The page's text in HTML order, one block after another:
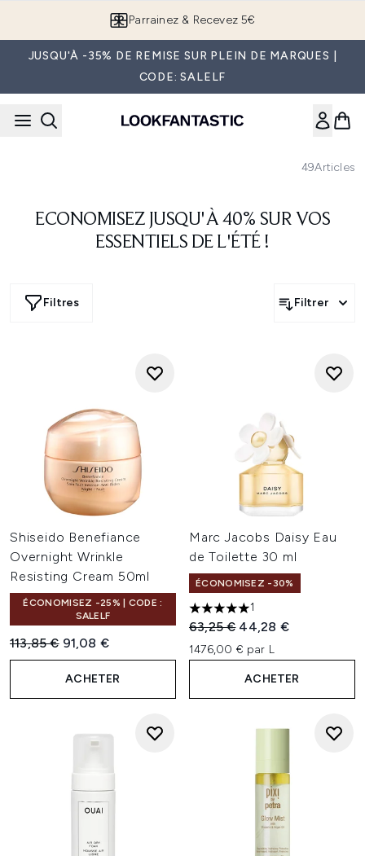
Parrainez & Recevez 5€
JUSQU'À -35% DE REMISE SUR PLEIN DE MARQUES |
CODE: SALELF
49Articles
ECONOMISEZ JUSQU'À 40% SUR VOS
ESSENTIELS DE L'ÉTÉ !
Filtres Filtrer
Shiseido Benefiance
Overnight Wrinkle
Resisting Cream 50ml
ÉCONOMISEZ -25% | CODE :
SALELF
Prix de vente :
113,85 € Prix ​​actuel :
91,08 €
ACHETER
Marc Jacobs Daisy Eau
de Toilette 30 ml
ÉCONOMISEZ -30%
5 étoiles sur un maximum de
1
Prix de vente :
63,25 € Prix ​​actuel :
44,28 €
1476,00 € par L
ACHETER